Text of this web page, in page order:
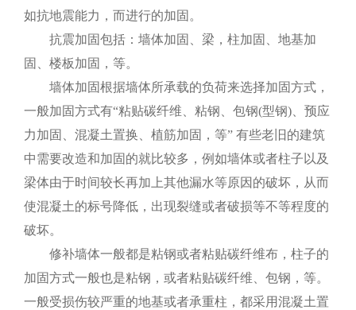
如抗地震能力，而进行的加固。
抗震加固包括：墙体加固、梁，柱加固、地基加
固、楼板加固，等。
墙体加固根据墙体所承载的负荷来选择加固方式，
一般加固方式有“粘贴碳纤维、粘钢、包钢(型钢)、预应
力加固、混凝土置换、植筋加固，等” 有些老旧的建筑
中需要改造和加固的就比较多，例如墙体或者柱子以及
梁体由于时间较长再加上其他漏水等原因的破坏，从而
使混凝土的标号降低，出现裂缝或者破损等不等程度的
破坏。
修补墙体一般都是粘钢或者粘贴碳纤维布，柱子的
加固方式一般也是粘钢，或者粘贴碳纤维、包钢，等。
一般受损伤较严重的地基或者承重柱，都采用混凝土置